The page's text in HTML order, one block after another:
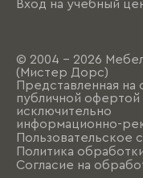
Вход на учебный
© 2004 - 2026
(Мистер Дорс)
Представленная на
публичной офертой
исключительно
информационно-
Пользовательское
Политика
Согласие на